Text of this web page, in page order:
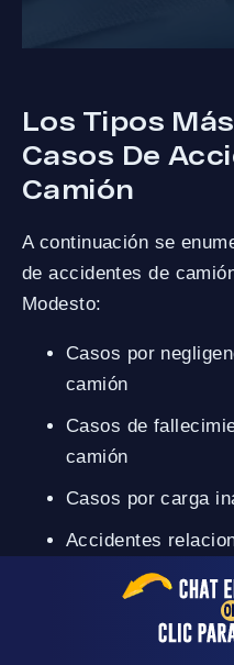
Los Tipos
Casos De
Camión
A continuación se
de accidentes de
Modesto:
Casos por negligencia del conductor del
camión
Casos de fallecimiento del conductor del
camión
Casos por carga
Accidentes
Accidentes de
Accidentes tipo